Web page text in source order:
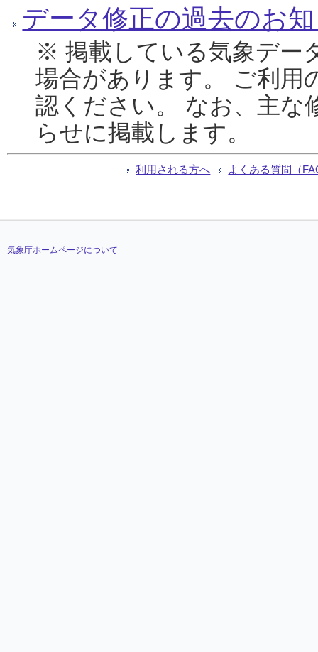
データ修正の過去のお
※ 掲載している気象デー
場合があります。 ご利用
認ください。 なお、主な
らせに掲載します。
利用される方へ よくある質問（
気象庁ホームページについて